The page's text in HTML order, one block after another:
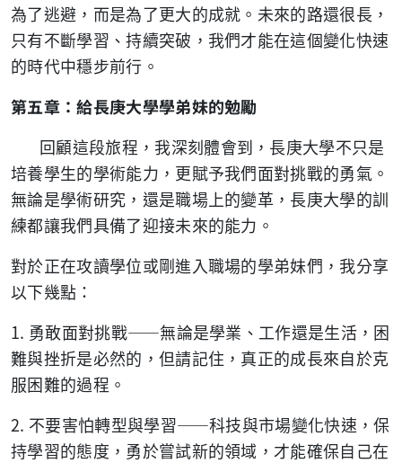
為了逃避，而是為了更大的成就。未來的路還很長，
只有不斷學習、持續突破，我們才能在這個變化快速
的時代中穩步前行。
第五章：給長庚大學學弟妹的勉勵
回顧這段旅程，我深刻體會到，長庚大學不只是
培養學生的學術能力，更賦予我們面對挑戰的勇氣。
無論是學術研究，還是職場上的變革，長庚大學的訓
練都讓我們具備了迎接未來的能力。
對於正在攻讀學位或剛進入職場的學弟妹們，我分享
以下幾點：
1. 勇敢面對挑戰——無論是學業、工作還是生活，困
難與挫折是必然的，但請記住，真正的成長來自於克
服困難的過程。
2. 不要害怕轉型與學習——科技與市場變化快速，保
持學習的態度，勇於嘗試新的領域，才能確保自己在